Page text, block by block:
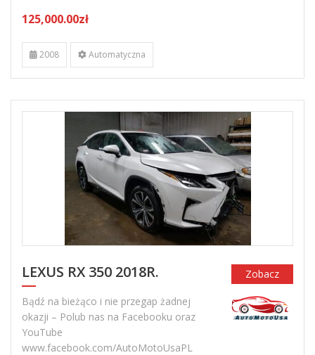
125,000.00zł
2008 Automatyczna
LEXUS RX 350 2018R.
Bądź na bieżąco i nie przegap żadnej
okazji – Polub nas na Facebooku oraz
YouTube
www.facebook.com/AutoMotoUsaPL
Zobacz